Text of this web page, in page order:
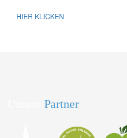
HIER KLICKEN
Partner